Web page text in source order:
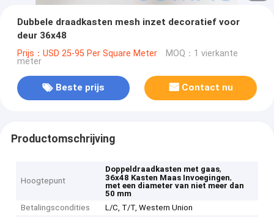
Dubbele draadkasten mesh inzet decoratief voor
deur 36x48
Prijs：USD 25-95 Per Square Meter MOQ：1 vierkante
meter
Beste prijs Contact nu
Productomschrijving
Hoogtepunt
Doppeldraadkasten met gaas,
36x48 Kasten Maas Invoegingen,
met een diameter van niet meer dan
50 mm
Betalingscondities
L/C, T/T, Western Union